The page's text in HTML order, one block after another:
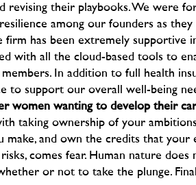
revising their playbooks. We were
among our founders as
firm has been extremely supportive
with all the cloud-based tools to
In addition to full health
to support our overall well-being
women wanting to develop their
taking ownership of your
make, and own the credits that
comes fear. Human nature
or not to take the plunge.